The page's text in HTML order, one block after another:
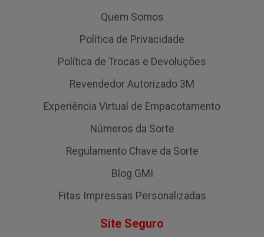
Quem Somos
Política de Privacidade
Política de Trocas e Devoluções
Revendedor Autorizado 3M
Experiência Virtual de Empacotamento
Números da Sorte
Regulamento Chave da Sorte
Blog GMI
Fitas Impressas Personalizadas
Site Seguro